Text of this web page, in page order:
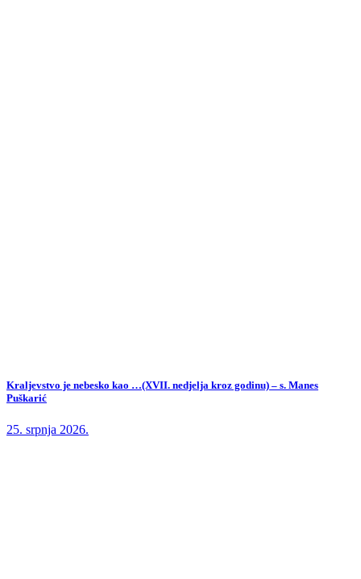
Kraljevstvo je nebesko kao …(XVII. nedjelja kroz godinu) – s. Manes
Puškarić
25. srpnja 2026.